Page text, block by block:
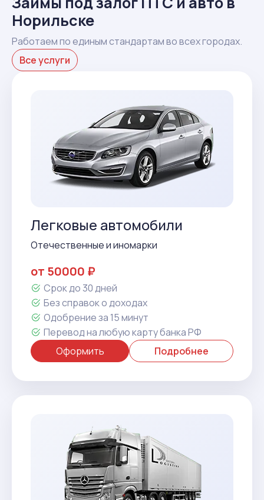
Норильске
Работаем по единым стандартам во всех городах.
Все услуги
Легковые автомобили
Отечественные и иномарки
от 50000 ₽
Срок до 30 дней
Без справок о доходах
Одобрение за 15 минут
Перевод на любую карту банка РФ
Оформить
Подробнее